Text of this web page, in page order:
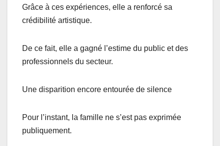
Grâce à ces expériences, elle a renforcé sa
crédibilité artistique.
De ce fait, elle a gagné l’estime du public et des
professionnels du secteur.
Une disparition encore entourée de silence
Pour l’instant, la famille ne s’est pas exprimée
publiquement.